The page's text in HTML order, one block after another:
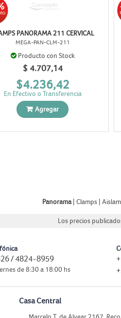
PANORAMA 211 CERVICAL
MEGA-PAN-CLM-211
Producto con Stock
$ 4.707,14
En Efectivo o Transferencia
$4.236,42
Agregar
Panorama Clamps
Los precios
/ 4824-8959
de 8:30 a 18:00 hs
Casa Central
Marcelo T. de Alvear 2167,